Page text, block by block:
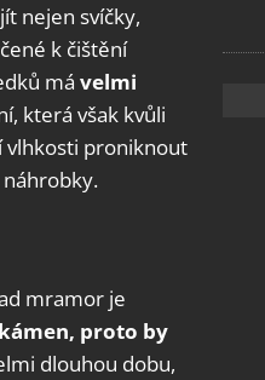
nejen svíčky,
k čištění
má velmi
která však kvůli
vlhkosti proniknout
mramor je
proto by
dlouhou dobu,